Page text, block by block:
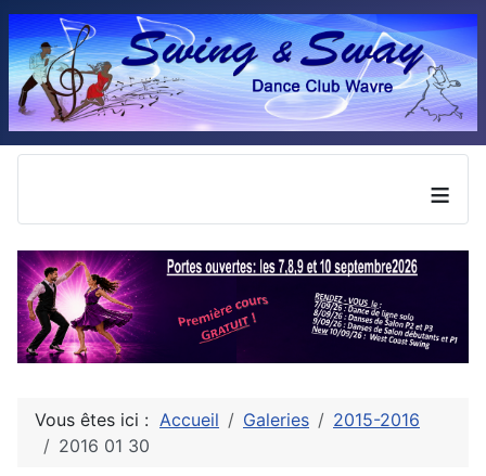
≡
Vous êtes ici : Accueil Galeries
2015-2016
2016 01 30